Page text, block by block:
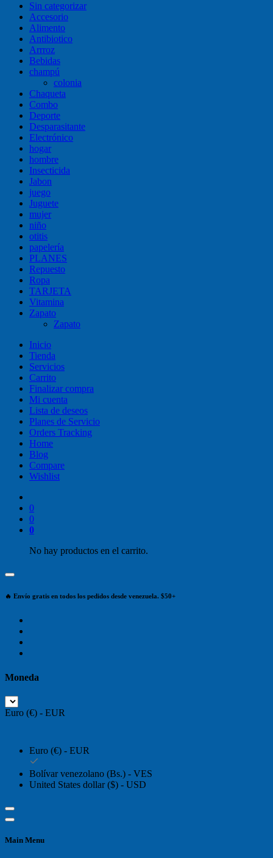
Sin categorizar
Accesorio
Alimento
Antibiotico
Arrroz
Bebidas
champú
colonia
Chaqueta
Combo
Deporte
Desparasitante
Electrónico
hogar
hombre
Insecticida
Jabon
juego
Juguete
mujer
niño
otitis
papelería
PLANES
Repuesto
Ropa
TARJETA
Vitamina
Zapato
Zapato
Inicio
Tienda
Servicios
Carrito
Finalizar compra
Mi cuenta
Lista de deseos
Planes de Servicio
Orders Tracking
Home
Blog
Compare
Wishlist
0
0
0
No hay productos en el carrito.
🔥 Envío gratis en todos los pedidos desde venezuela. $50+
Moneda
Euro (€) - EUR
Euro (€) - EUR
Bolívar venezolano (Bs.) - VES
United States dollar ($) - USD
Main Menu